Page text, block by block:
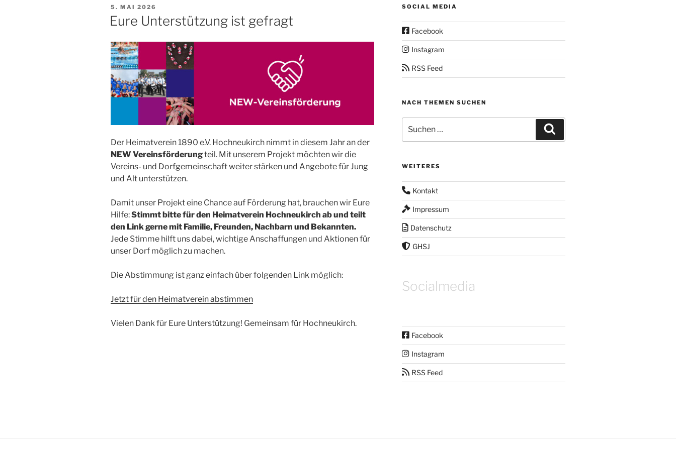
VERÖFFENTLICHT
AM
5. MAI 2026
Eure Unterstützung ist gefragt
Der Heimatverein 1890 e.V. Hochneukirch nimmt in diesem Jahr an der
NEW Vereinsförderungteil. Mit unserem Projekt möchten wir die
Vereins- und Dorfgemeinschaft weiter stärken und Angebote für Jung
und Alt unterstützen.
Damit unser Projekt eine Chance auf Förderung hat, brauchen wir Eure
Hilfe:Stimmt bitte für den Heimatverein Hochneukirch ab und teilt
den Link gerne mit Familie, Freunden, Nachbarn und Bekannten.
Jede Stimme hilft uns dabei, wichtige Anschaffungen und Aktionen für
unser Dorf möglich zu machen.
Die Abstimmung ist ganz einfach über folgenden Link möglich:
Jetzt für den Heimatverein abstimmen
Vielen Dank für Eure Unterstützung! Gemeinsam für Hochneukirch.
SOCIAL MEDIA
Facebook
Instagram
RSS Feed
NACH THEMEN SUCHEN
nach:
WEITERES
Kontakt
Impressum
Datenschutz
GHSJ
Socialmedia
Facebook
Instagram
RSS Feed